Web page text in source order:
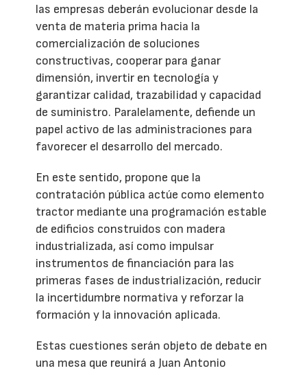
las empresas deberán evolucionar desde la
venta de materia prima hacia la
comercialización de soluciones
constructivas, cooperar para ganar
dimensión, invertir en tecnología y
garantizar calidad, trazabilidad y capacidad
de suministro. Paralelamente, defiende un
papel activo de las administraciones para
favorecer el desarrollo del mercado.
En este sentido, propone que la
contratación pública actúe como elemento
tractor mediante una programación estable
de edificios construidos con madera
industrializada, así como impulsar
instrumentos de financiación para las
primeras fases de industrialización, reducir
la incertidumbre normativa y reforzar la
formación y la innovación aplicada.
Estas cuestiones serán objeto de debate en
una mesa que reunirá a Juan Antonio